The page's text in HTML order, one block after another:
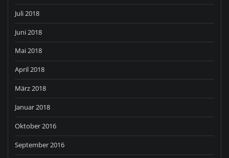
Juli 2018
Juni 2018
Mai 2018
April 2018
März 2018
Januar 2018
Oktober 2016
September 2016